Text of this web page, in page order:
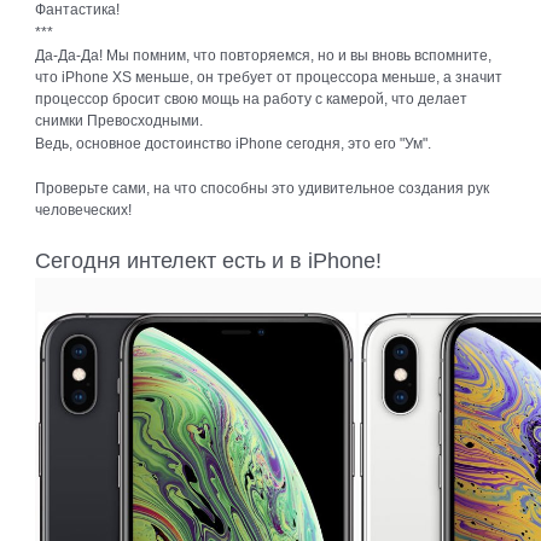
Фантастика!
***
Да-Да-Да! Мы помним, что повторяемся, но и вы вновь вспомните,
что iPhone XS меньше, он требует от процессора меньше, а значит
процессор бросит свою мощь на работу с камерой, что делает
снимки Превосходными.
Ведь, основное достоинство iPhone сегодня, это его "Ум".
Проверьте сами, на что способны это удивительное создания рук
человеческих!
Сегодня интелект есть и в iPhone!